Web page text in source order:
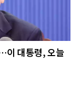
이 대통령, 오늘